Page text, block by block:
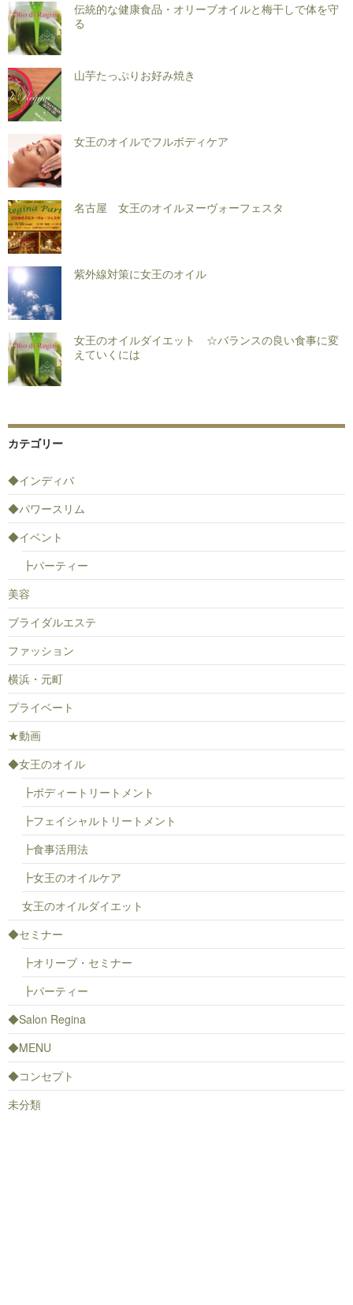
伝統的な健康食品・オリーブオイルと梅干しで体を守
る
山芋たっぷりお好み焼き
女王のオイルでフルボディケア
名古屋 女王のオイルヌーヴォーフェスタ
紫外線対策に女王のオイル
女王のオイルダイエット ☆バランスの良い食事に変
えていくには
カテゴリー
◆インディバ
◆パワースリム
◆イベント
┣パーティー
美容
ブライダルエステ
ファッション
横浜・元町
プライベート
★動画
◆女王のオイル
┣ボディートリートメント
┣フェイシャルトリートメント
┣食事活用法
┣女王のオイルケア
女王のオイルダイエット
◆セミナー
┣オリーブ・セミナー
┣パーティー
◆Salon Regina
◆MENU
◆コンセプト
未分類